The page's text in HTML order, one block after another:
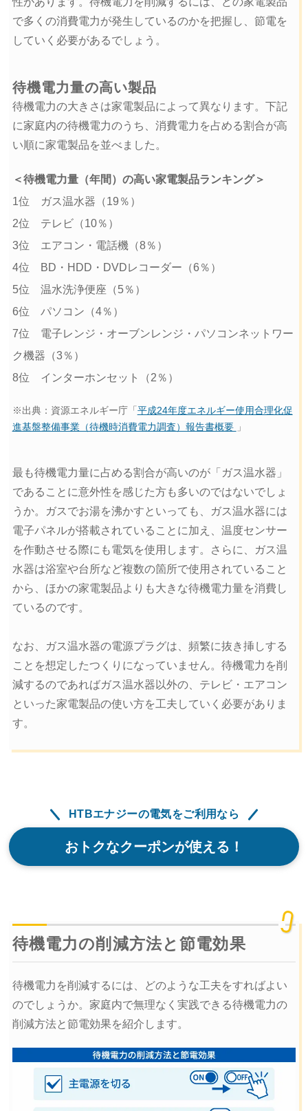
で多くの消費電力が発生しているのかを把握し、節電を
していく必要があるでしょう。
待機電力量の高い製品
待機電力の大きさは家電製品によって異なります。下記
に家庭内の待機電力のうち、消費電力を占める割合が高
い順に家電製品を並べました。
＜待機電力量（年間）の高い家電製品ランキング＞
1位 ガス温水器（19％）
2位 テレビ（10％）
3位 エアコン・電話機（8％）
4位 BD・HDD・DVDレコーダー（6％）
5位 温水洗浄便座（5％）
6位 パソコン（4％）
7位 電子レンジ・オーブンレンジ・パソコンネットワー
ク機器（3％）
8位 インターホンセット（2％）
※出典：資源エネルギー庁「 平成24年度エネルギー使用合理化促
進基盤整備事業（待機時消費電力調査）報告書概要 」
最も待機電力量に占める割合が高いのが「ガス温水器」
であることに意外性を感じた方も多いのではないでしょ
うか。ガスでお湯を沸かすといっても、ガス温水器には
電子パネルが搭載されていることに加え、温度センサー
を作動させる際にも電気を使用します。さらに、ガス温
水器は浴室や台所など複数の箇所で使用されていること
から、ほかの家電製品よりも大きな待機電力量を消費し
ているのです。
なお、ガス温水器の電源プラグは、頻繁に抜き挿しする
ことを想定したつくりになっていません。待機電力を削
減するのであればガス温水器以外の、テレビ・エアコン
といった家電製品の使い方を工夫していく必要がありま
す。
HTBエナジーの電気をご利用なら
おトクなクーポンが使える！
待機電力の削減方法と節電効果
待機電力を削減するには、どのような工夫をすればよい
のでしょうか。家庭内で無理なく実践できる待機電力の
削減方法と節電効果を紹介します。